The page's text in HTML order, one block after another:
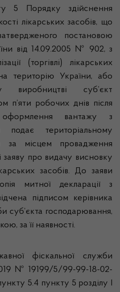
5 Порядку здійснення
лікарських засобів, що
постановою
від 14.09.2005 № 902, з
(торгівлі) лікарських
територію України, або
суб’єкт
п’яти робочих днів після
оформлення вантажу з
подає територіальному
за місцем провадження
заяву про видачу висновку
засобів. До заяви
митної декларації з
підписом керівника
суб’єкта господарювання,
за її наявності.
фіскальної служби
№ 19199/5/99-99-18-02-
5.4 пункту 5 розділу I